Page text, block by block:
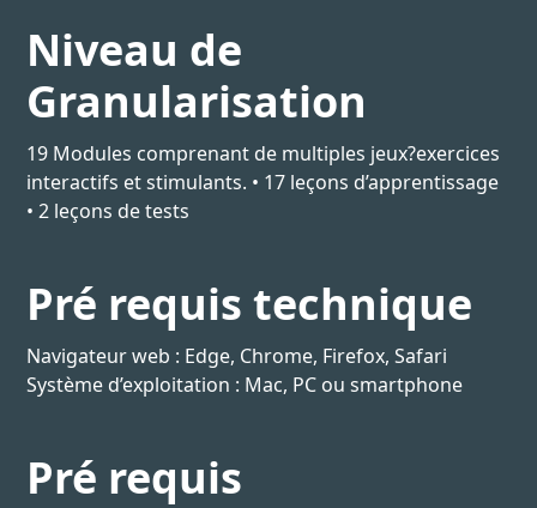
Niveau de
Granularisation
19 Modules comprenant de multiples jeux?exercices
interactifs et stimulants. • 17 leçons d’apprentissage
• 2 leçons de tests
Pré requis technique
Navigateur web : Edge, Chrome, Firefox, Safari
Système d’exploitation : Mac, PC ou smartphone
Pré requis